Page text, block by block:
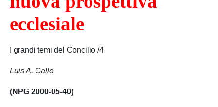
ecclesiale
I grandi temi del Concilio /4
Luis A. Gallo
(NPG 2000-05-40)